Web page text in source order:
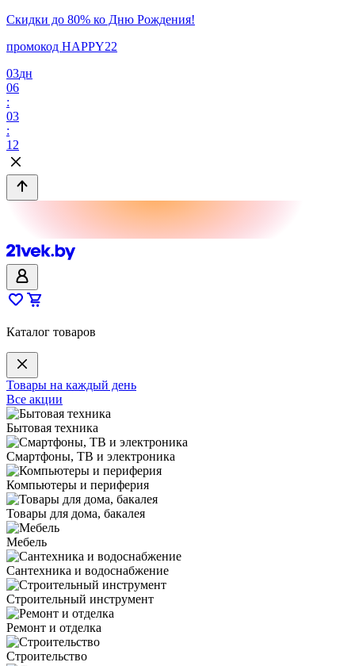
Скидки до 80% ко Дню Рождения!
промокод HAPPY22
03дн
06
:
03
:
12
Каталог товаров
Товары на каждый день
Все акции
Бытовая техника
Смартфоны, ТВ и электроника
Компьютеры и периферия
Товары для дома, бакалея
Мебель
Сантехника и водоснабжение
Строительный инструмент
Ремонт и отделка
Строительство